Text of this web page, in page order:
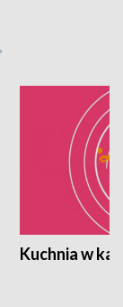
Kuchnia w